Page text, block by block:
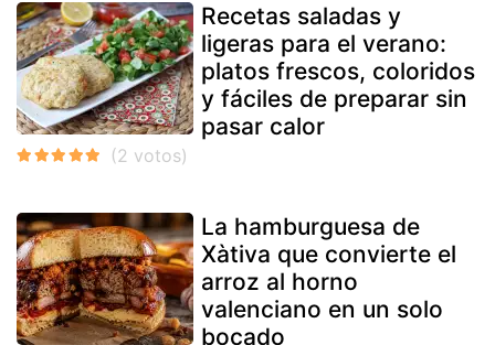
Recetas saladas y
ligeras para el verano:
platos frescos, coloridos
y fáciles de preparar sin
pasar calor
La hamburguesa de
Xàtiva que convierte el
arroz al horno
valenciano en un solo
bocado